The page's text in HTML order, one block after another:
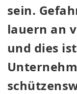
sein.
lauern an
und dies